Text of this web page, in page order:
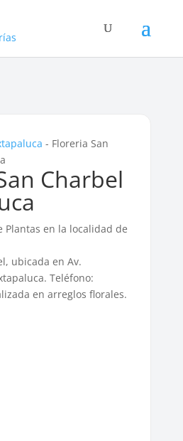
- Floreria San
Charbel
Plantas en la localidad de
ubicada en Av.
Teléfono:
en arreglos florales.